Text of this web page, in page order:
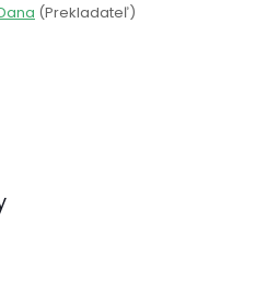
(Prekladateľ)